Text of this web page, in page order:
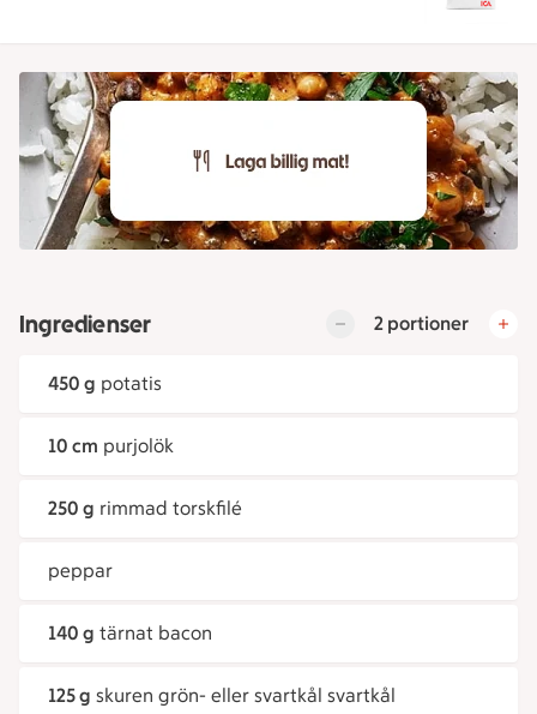
Ingredienser 2 portioner
450 g potatis
10 cm purjolök
250 g rimmad torskfilé
peppar
140 g tärnat bacon
125 g skuren grön- eller svartkål svartkål